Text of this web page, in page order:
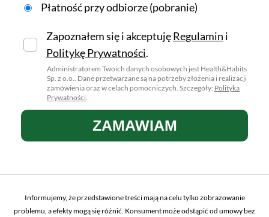
Płatność przy odbiorze (pobranie)
Zapoznałem się i akceptujęRegulamin i
Politykę Prywatności.
Administratorem Twoich danych osobowych jest Health&Habits
Sp. z o.o.. Dane przetwarzane są na potrzeby złożenia i realizacji
zamówienia oraz w celach pomocniczych. Szczegóły: Polityka
Prywatności.
Informujemy, że przedstawione treści mają na celu tylko zobrazowanie
problemu, a efekty mogą się różnić. Konsument może odstąpić od umowy bez